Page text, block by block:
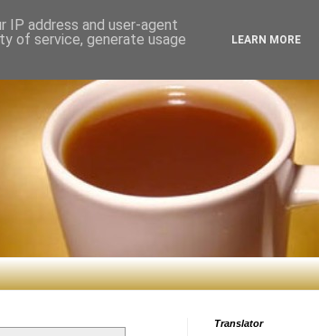
Translator
IP address and user-agent
of service, generate usage
LEARN MORE